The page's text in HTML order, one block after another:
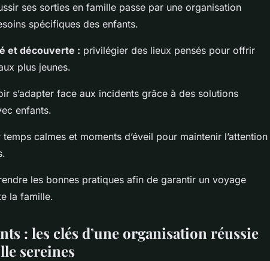
ses sorties en famille passe par une organisation
spécifiques des enfants.
et découverte : privilégier des lieux pensés pour offrir
plus jeunes.
s’adapter face aux incidents grâce à des solutions
enfants.
calmes et moments d’éveil pour maintenir l’attention
les bonnes pratiques afin de garantir un voyage
la famille.
: les clés d’une organisation réussie
sereines